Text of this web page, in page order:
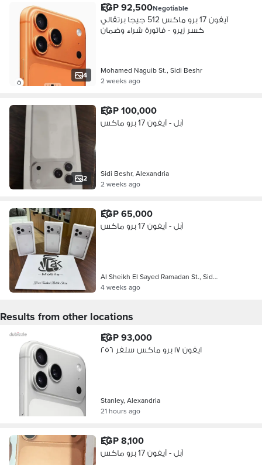
4
EGP 92,500Negotiable
آيفون 17 برو ماكس 512 جيجا برتقالي
كسر زيرو - فاتورة شراء وضمان
Mohamed Naguib St., Sidi Beshr
2 weeks ago
2
EGP 100,000
آبل - آيفون 17 برو ماكس
Sidi Beshr, Alexandria
2 weeks ago
EGP 65,000
آبل - آيفون 17 برو ماكس
Al Sheikh El Sayed Ramadan St., Sid…
4 weeks ago
Results from other locations
EGP 93,000
ايفون ١٧ برو ماكس سلفر ٢٥٦
Stanley, Alexandria
21 hours ago
EGP 8,100
آبل - آيفون 17 برو ماكس